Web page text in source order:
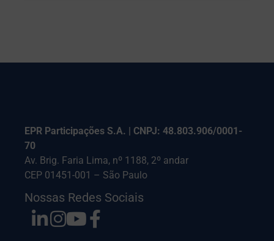
EPR Participações S.A. | CNPJ: 48.803.906/0001-
70
Av. Brig. Faria Lima, nº 1188, 2º andar
CEP 01451-001 – São Paulo
Nossas Redes Sociais